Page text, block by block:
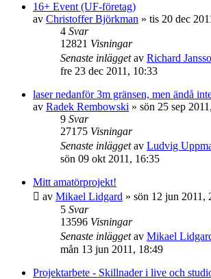
16+ Event (UF-företag)
av Christoffer Björkman » tis 20 dec
4 Svar
12821 Visningar
Senaste inläggetav Richard
fre 23 dec 2011, 10:33
laser nedanför 3m gränsen, men ändå
av Radek Rembowski » sön 25 sep
9 Svar
27175 Visningar
Senaste inläggetav Ludvig
sön 09 okt 2011, 16:35
Mitt amatörprojekt!
av Mikael Lidgard » sön 12 jun 2011,
5 Svar
13596 Visningar
Senaste inläggetav Mikael
mån 13 jun 2011, 18:49
Projektarbete - Skillnader i live och